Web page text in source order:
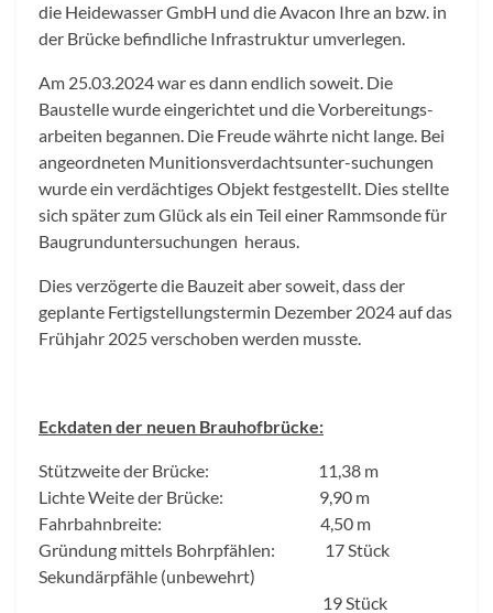
die Heidewasser GmbH und die Avacon Ihre an bzw. in
der Brücke befindliche Infrastruktur umverlegen.
Am 25.03.2024 war es dann endlich soweit. Die
Baustelle wurde eingerichtet und die Vorbereitungs-
arbeiten begannen. Die Freude währte nicht lange. Bei
angeordneten Munitionsverdachtsunter-suchungen
wurde ein verdächtiges Objekt festgestellt. Dies stellte
sich später zum Glück als ein Teil einer Rammsonde für
Baugrunduntersuchungen heraus.
Dies verzögerte die Bauzeit aber soweit, dass der
geplante Fertigstellungstermin Dezember 2024 auf das
Frühjahr 2025 verschoben werden musste.
Eckdaten der neuen Brauhofbrücke:
Stützweite der Brücke: 11,38 m
Lichte Weite der Brücke: 9,90 m
Fahrbahnbreite: 4,50 m
Gründung mittels Bohrpfählen: 17 Stück
Sekundärpfähle (unbewehrt)
19 Stück